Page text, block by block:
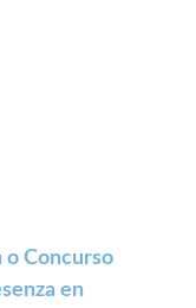
o Concurso
en